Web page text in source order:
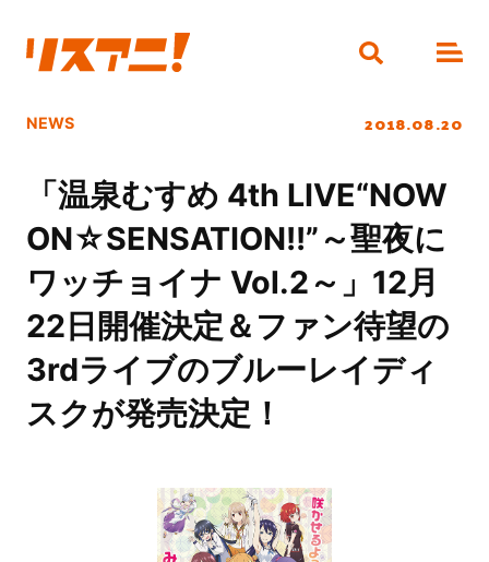
NEWS 2018.08.20
「温泉むすめ 4th LIVE“NOW
ON☆SENSATION!!”～聖夜に
ワッチョイナ Vol.2～」12月
22日開催決定＆ファン待望の
3rdライブのブルーレイディ
スクが発売決定！